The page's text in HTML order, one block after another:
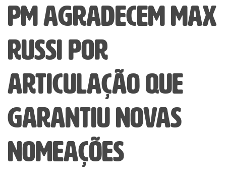
PM agradecem Max
Russi por
articulação que
garantiu novas
nomeações